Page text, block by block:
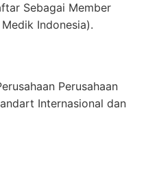
Sebagai Member
Indonesia).
Perusahaan
Internasional dan